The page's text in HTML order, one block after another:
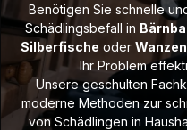
Benötigen Sie schnelle
Schädlingsbefall in
Silberfische oder Wanzen
Ihr Problem
Unsere geschulten
moderne Methoden zur
von Schädlingen in